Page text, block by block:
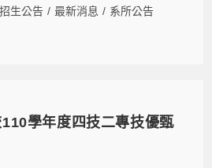
招生公告 / 最新消息 / 系所公告
學年度四技二專技優甄